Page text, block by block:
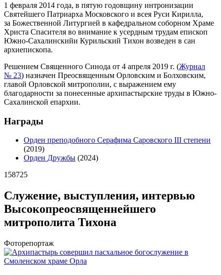
1 февраля 2014 года, в пятую годовщину интронизации
Святейшего Патриарха Московского и всея Руси Кирилла,
за Божественной Литургией в кафедральном соборном Храме
Христа Спасителя во внимание к усердным трудам епископ
Южно‐Сахалинскийи Курильский Тихон возведен в сан
архиепископа.
Решением Священного Синода от 4 апреля 2019 г. (Журнал
№ 23) назначен Преосвященным Орловским и Болховским,
главой Орловской митрополии, с выражением ему
благодарности за понесенные архипастырские труды в Южно-
Сахалинской епархии.
Награды
Орден преподобного Серафима Саровского III степени
(2019)
Орден Дружбы (2024)
158725
Служение, выступления, интервью
Высокопреосвященнейшего
митрополита Тихона
Фоторепортаж